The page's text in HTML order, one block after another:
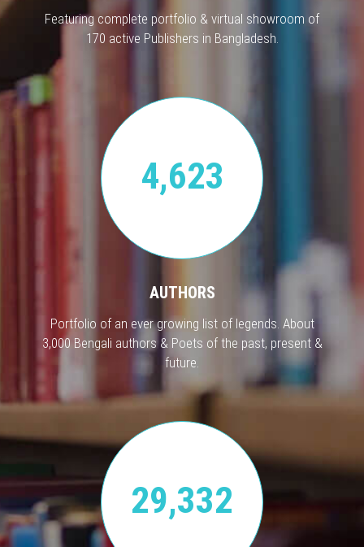
Featuring complete portfolio & virtual showroom of
170 active Publishers in Bangladesh.
4,623
AUTHORS
Portfolio of an ever growing list of legends. About
3,000 Bengali authors & Poets of the past, present &
future.
29,332